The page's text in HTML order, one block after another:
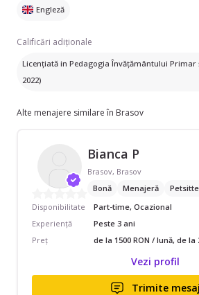
Engleză
Calificări adiționale
Licențiată in Pedagogia Învățământului
2022)
Alte menajere similare în Brasov
Bianca P
Brasov, Brasov
Bonă
Menajeră
Disponibilitate
Part-time, Ocazional
Experiență
Peste 3 ani
Preț
de la 1500 RON / lună, de la
Vezi profil
Trimite mesaj